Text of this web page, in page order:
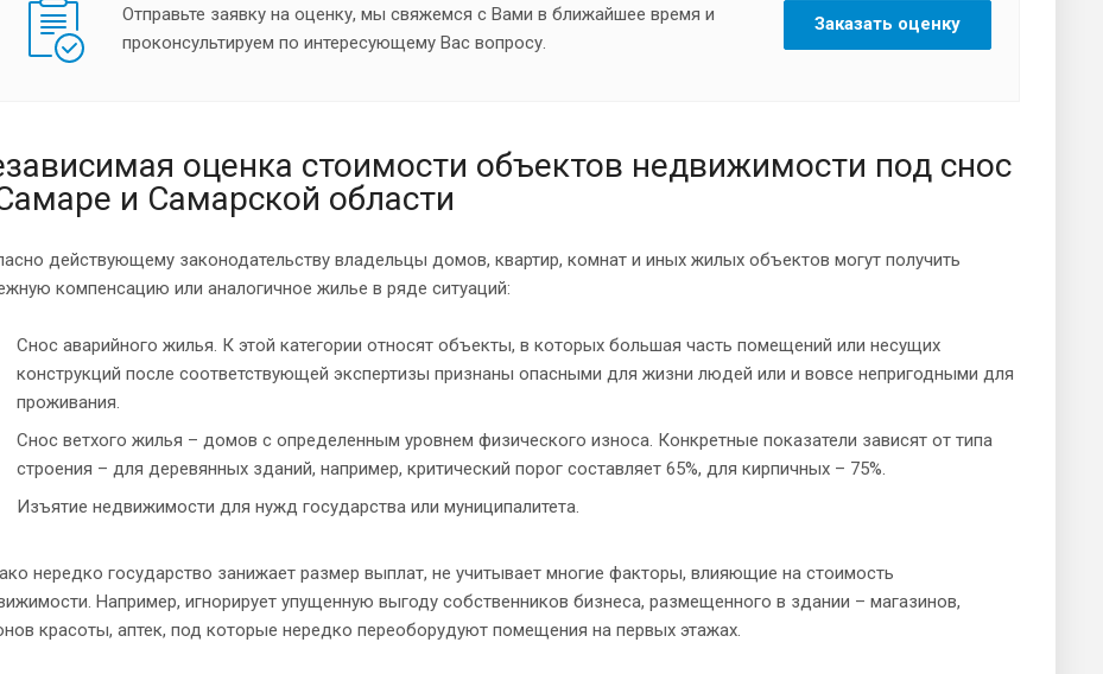
Отправьте заявку на оценку, мы свяжемся с Вами в ближайшее время и
проконсультируем по интересующему Вас вопросу.
Заказать оценку
оценка стоимости объектов недвижимости под снос
и Самарской области
действующему законодательству владельцы домов, квартир, комнат и иных жилых объектов могут получить
компенсацию или аналогичное жилье в ряде ситуаций:
Снос аварийного жилья. К этой категории относят объекты, в которых большая часть помещений или несущих
конструкций после соответствующей экспертизы признаны опасными для жизни людей или и вовсе непригодными для
проживания.
Снос ветхого жилья – домов с определенным уровнем физического износа. Конкретные показатели зависят от типа
строения – для деревянных зданий, например, критический порог составляет 65%, для кирпичных – 75%.
Изъятие недвижимости для нужд государства или муниципалитета.
нередко государство занижает размер выплат, не учитывает многие факторы, влияющие на стоимость
Например, игнорирует упущенную выгоду собственников бизнеса, размещенного в здании – магазинов,
красоты, аптек, под которые нередко переоборудуют помещения на первых этажах.